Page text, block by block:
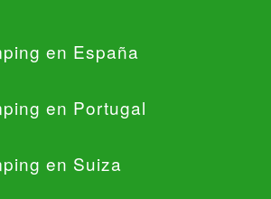
en España
en Portugal
en Suiza